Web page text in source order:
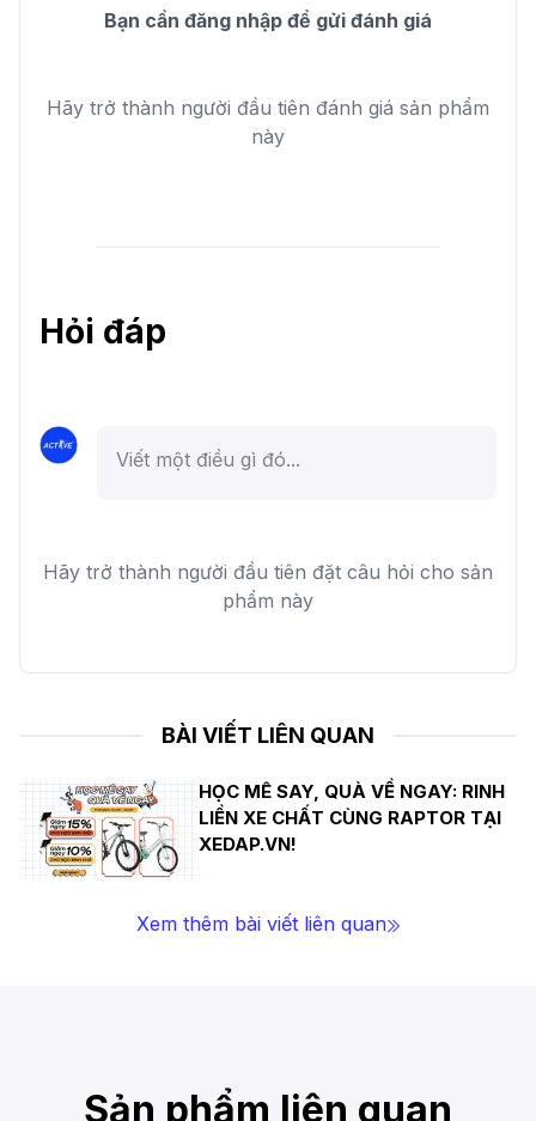
Bạn cần đăng nhập để gửi đánh giá
Hãy trở thành người đầu tiên đánh giá sản phẩm
này
Hỏi đáp
Hãy trở thành người đầu tiên đặt câu hỏi cho sản
phẩm này
BÀI VIẾT LIÊN QUAN
HỌC MÊ SAY, QUÀ VỀ NGAY: RINH
LIỀN XE CHẤT CÙNG RAPTOR TẠI
XEDAP.VN!
Xem thêm bài viết liên quan
Sản phẩm liên quan